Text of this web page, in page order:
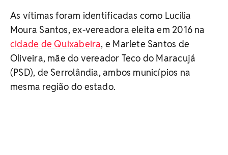
As vítimas foram identificadas como Lucilia
Moura Santos, ex-vereadora eleita em 2016 na
cidade de Quixabeira, e Marlete Santos de
Oliveira, mãe do vereador Teco do Maracujá
(PSD), de Serrolândia, ambos municípios na
mesma região do estado.